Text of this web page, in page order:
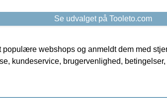
Se udvalget på Tooleto.com
webshops og anmeldt dem med
kundeservice, brugervenlighed,